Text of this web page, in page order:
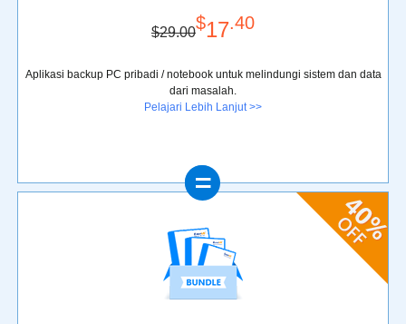
$29.00$17.40
Aplikasi backup PC pribadi / notebook untuk melindungi sistem dan data
dari masalah.
Pelajari Lebih Lanjut >>